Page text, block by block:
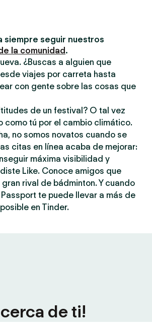
seguir nuestros
la comunidad.
¿Buscas a alguien que
viajes por carreta hasta
con gente sobre las cosas que
de un festival? O tal vez
como tú por el cambio climático.
no somos novatos cuando se
citas en línea acaba de mejorar:
máxima visibilidad y
Like. Conoce amigos que
rival de bádminton. Y cuando
te puede llevar a más de
en Tinder.
de ti!